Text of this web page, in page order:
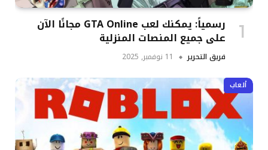
رسمياً: يمكنك لعب GTA Online مجانًا الآن
على جميع المنصات المنزلية
فريق التحرير 11 نوفمبر, 2025
ألعاب